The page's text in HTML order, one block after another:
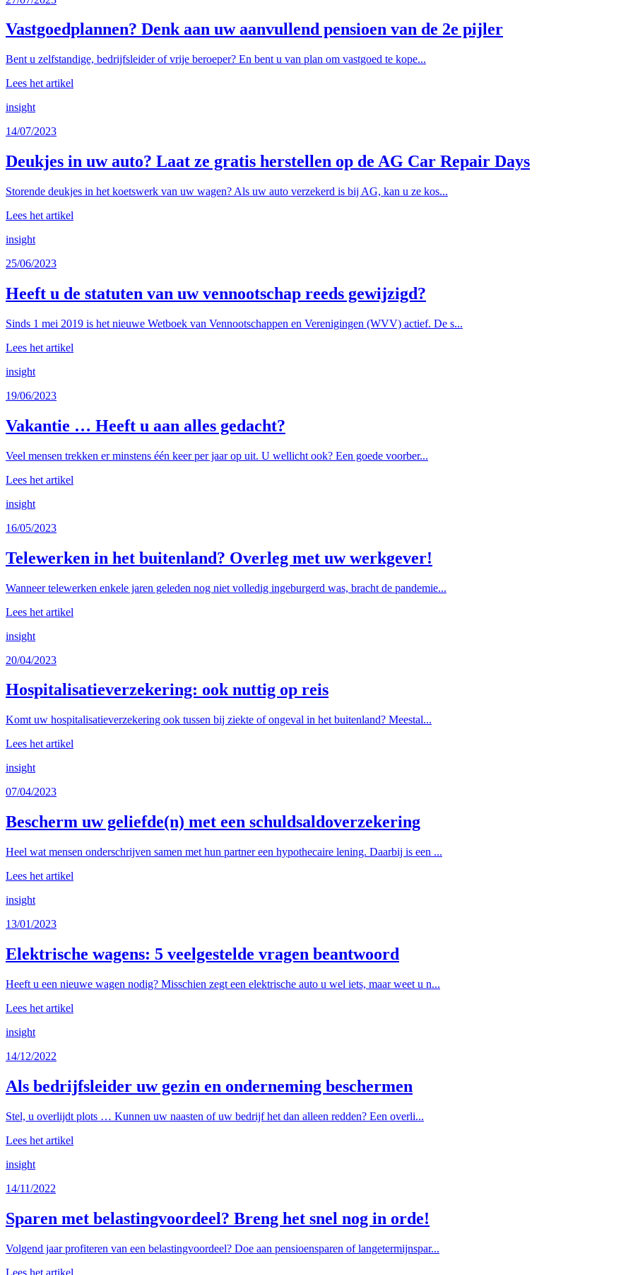
Vastgoedplannen? Denk aan uw aanvullend pensioen van de 2e pijler
Bent u zelfstandige, bedrijfsleider of vrije beroeper? En bent u van plan om vastgoed te kope...
Lees het artikel
insight
14/07/2023
Deukjes in uw auto? Laat ze gratis herstellen op de AG Car Repair Days
Storende deukjes in het koetswerk van uw wagen? Als uw auto verzekerd is bij AG, kan u ze kos...
Lees het artikel
insight
25/06/2023
Heeft u de statuten van uw vennootschap reeds gewijzigd?
Sinds 1 mei 2019 is het nieuwe Wetboek van Vennootschappen en Verenigingen (WVV) actief. De s...
Lees het artikel
insight
19/06/2023
Vakantie … Heeft u aan alles gedacht?
Veel mensen trekken er minstens één keer per jaar op uit. U wellicht ook? Een goede voorber...
Lees het artikel
insight
16/05/2023
Telewerken in het buitenland? Overleg met uw werkgever!
Wanneer telewerken enkele jaren geleden nog niet volledig ingeburgerd was, bracht de pandemie...
Lees het artikel
insight
20/04/2023
Hospitalisatieverzekering: ook nuttig op reis
Komt uw hospitalisatieverzekering ook tussen bij ziekte of ongeval in het buitenland? Meestal...
Lees het artikel
insight
07/04/2023
Bescherm uw geliefde(n) met een schuldsaldoverzekering
Heel wat mensen onderschrijven samen met hun partner een hypothecaire lening. Daarbij is een ...
Lees het artikel
insight
13/01/2023
Elektrische wagens: 5 veelgestelde vragen beantwoord
Heeft u een nieuwe wagen nodig? Misschien zegt een elektrische auto u wel iets, maar weet u n...
Lees het artikel
insight
14/12/2022
Als bedrijfsleider uw gezin en onderneming beschermen
Stel, u overlijdt plots … Kunnen uw naasten of uw bedrijf het dan alleen redden? Een overli...
Lees het artikel
insight
14/11/2022
Sparen met belastingvoordeel? Breng het snel nog in orde!
Volgend jaar profiteren van een belastingvoordeel? Doe aan pensioensparen of langetermijnspar...
Lees het artikel